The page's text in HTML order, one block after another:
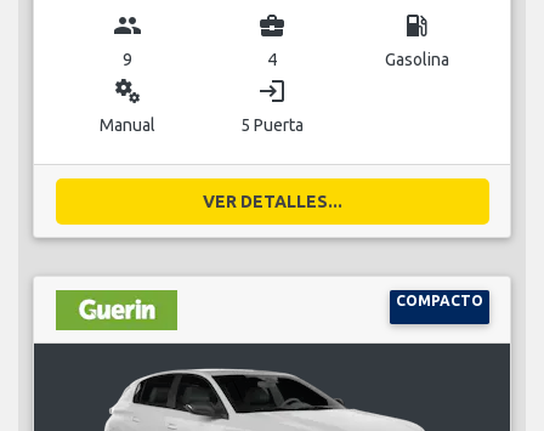
group
9
business_center
4
local_gas_station
Gasolina
miscellaneous_services
Manual
login
5 Puerta
VER DETALLES...
COMPACTO